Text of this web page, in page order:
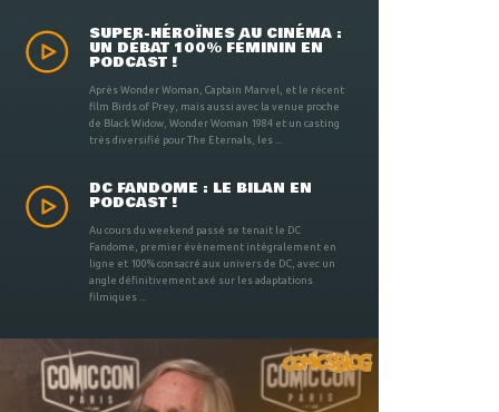
SUPER-HÉROÏNES AU CINÉMA :
UN DÉBAT 100% FÉMININ EN
PODCAST !
Après Wonder Woman, Captain Marvel, et le récent
film Birds of Prey, mais aussi avec la venue proche
de Black Widow, Wonder Woman 1984 et un casting
très diversifié pour The Eternals, les ...
DC FANDOME : LE BILAN EN
PODCAST !
Au cours du weekend passé se tenait le DC
Fandome, premier évènement intégralement en
ligne et 100% consacré aux univers de DC, avec un
angle définitivement axé sur les adaptations
filmiques ...